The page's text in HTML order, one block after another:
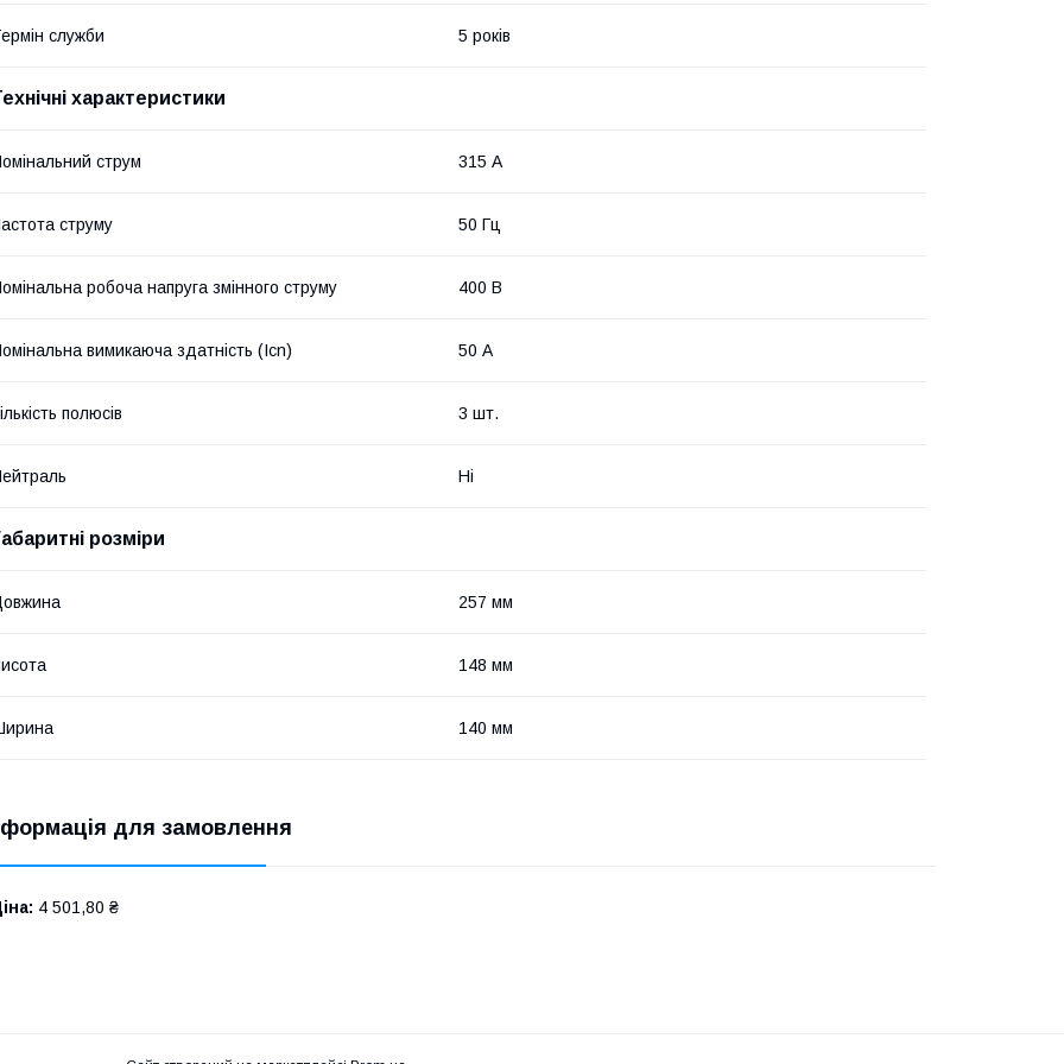
служби 5 років
характеристики
струм 315 А
струму 50 Гц
робоча напруга змінного струму 400 В
вимикаюча здатність (Icn) 50 А
полюсів 3 шт.
Ні
розміри
257 мм
148 мм
140 мм
для замовлення
4 501,80 ₴